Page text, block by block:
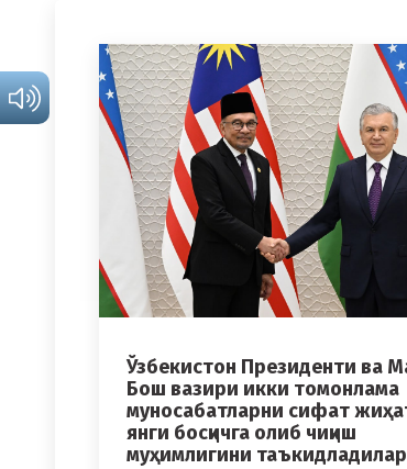
Ўзбекистон Президенти ва
Бош вазири икки томонлама
муносабатларни сифат
янги босқичга олиб чиқиш
муҳимлигини таъкидладилар